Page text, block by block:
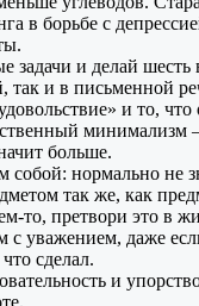
в борьбе с
задачи и делай шесть
так и в письменной
и то, что
минимализм
больше.
собой: нормально не
так же, как
то, претвори это в
с уважением, даже
сделал.
и